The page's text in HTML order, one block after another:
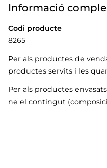
Informació
Codi producte
8265
Per als productes de
productes servits i les
Per als productes
ne el contingut